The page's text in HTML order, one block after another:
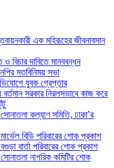
এক মহিরূহের জীবনাবসান
বিচার দাবিতে মানববন্ধন
মতবিনিময় সভা
যুবক গ্রেপ্তার
সরকার নিরলসভাবে কাজ করে
কল্যাণ সমিতি, ঢাকা’র
বিডি পরিবারের শোক প্রকাশ
বার্তা পরিবারের শোক প্রকাশ
নাগরিক কমিটির শোক